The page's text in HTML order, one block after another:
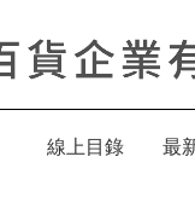
線上目錄 最